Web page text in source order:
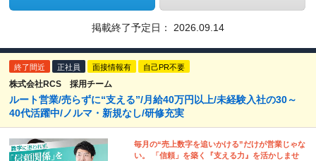
掲載終了予定日： 2026.09.14
終了間近 正社員 面接情報有 自己PR不要
株式会社RCS 採用チーム
ルート営業/売らずに“支える”/月給40万円以上/未経験入社の30～
40代活躍中/ノルマ・新規なし/研修充実
毎月の“売上数字を追いかける”だけが営業じゃな
い。 「信頼」を築く『支える力』を活かしませ